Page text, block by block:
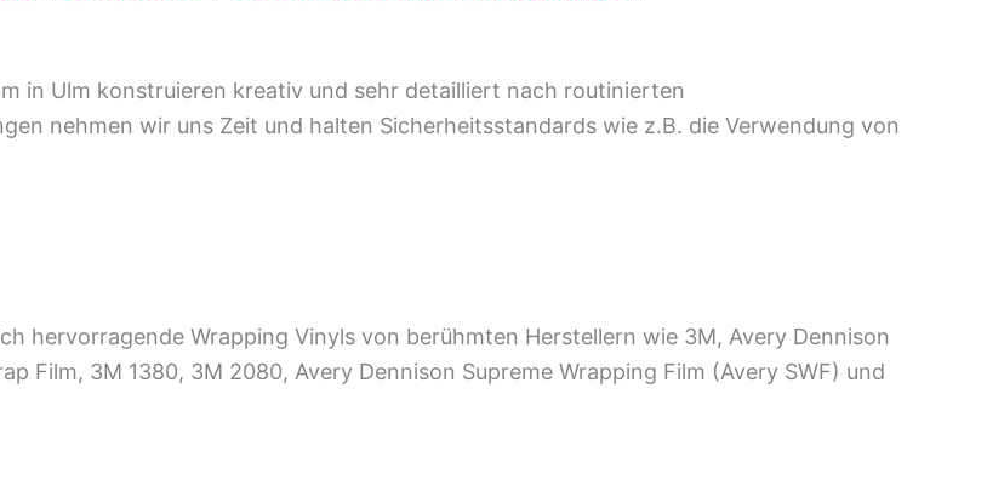
in Ulm konstruieren kreativ und sehr detailliert nach routinierten
nehmen wir uns Zeit und halten Sicherheitsstandards wie z.B. die Verwendung von
hervorragende Wrapping Vinyls von berühmten Herstellern wie 3M, Avery Dennison
Film, 3M 1380, 3M 2080, Avery Dennison Supreme Wrapping Film (Avery SWF) und